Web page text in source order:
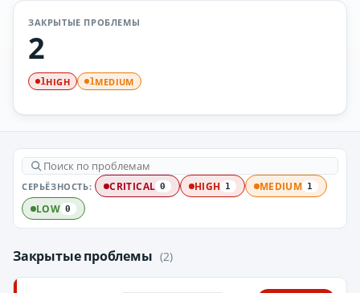
ЗАКРЫТЫЕ ПРОБЛЕМЫ
2
1HIGH 1MEDIUM
СЕРЬЁЗНОСТЬ: CRITICAL 0 HIGH 1 MEDIUM 1
LOW 0
Закрытые проблемы (2)